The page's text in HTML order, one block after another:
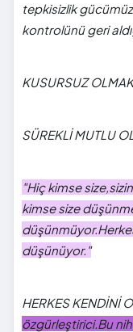
tepkisizlik
kontrolünü geri
KUSURSUZ
SÜREKLİ MUTLU
"Hiç kimse
kimse size
düşünüyor."
HERKES KENDİNİ
özgürleştirici.Bu